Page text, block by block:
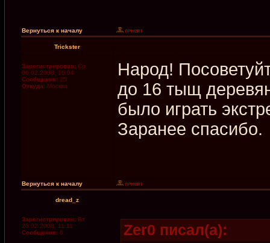
Вернуться к началу
Trickster
Зарегистрирован: Ср
06.02.2008, 16:04
Сообщения: 25
Откуда: Москва
Народ!
до 16 тыщ
было играть
Заранее спасибо.
Вернуться к началу
dread_z
Зарегистрирован: Вт
26.02.2008, 11:11
Сообщения: 6 Zer0 писал(а):